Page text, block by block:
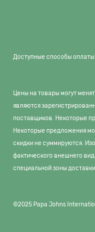
Доступные способы оплаты:
Цены на товары могут
являются
поставщиков. Некоторые
Некоторые предложения
скидки не суммируются.
фактического внешнего
специальной зоны
©2025 Papa Johns